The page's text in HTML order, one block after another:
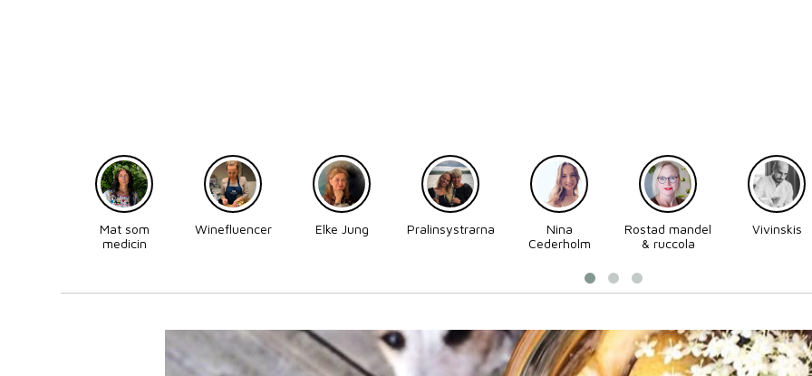
Mat som
medicin
Winefluencer Elke Jung Pralinsystrarna
Nina
Cederholm
Rostad mandel
& ruccola
Vivinskis